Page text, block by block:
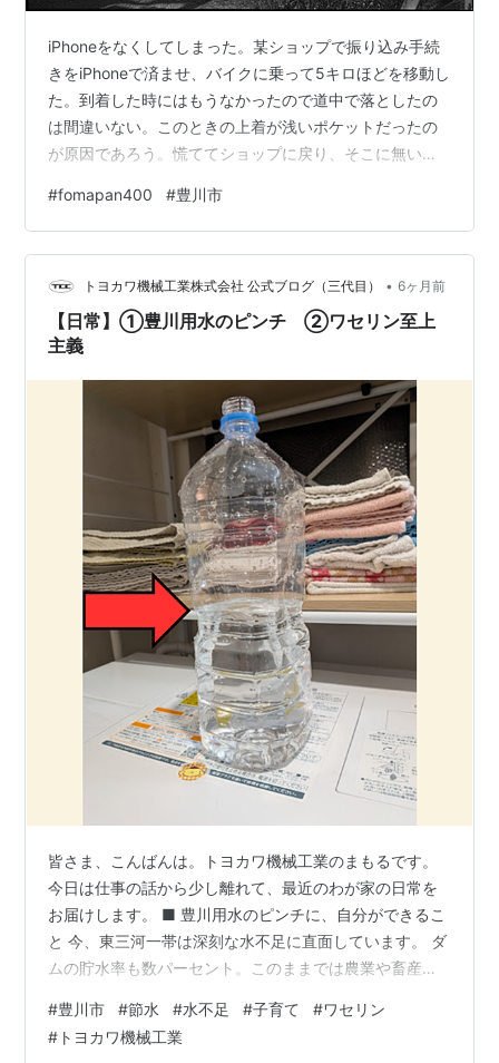
iPhoneをなくしてしまった。某ショップで振り込み手続
きをiPhoneで済ませ、バイクに乗って5キロほどを移動し
た。到着した時にはもうなかったので道中で落としたの
は間違いない。このときの上着が浅いポケットだったの
が原因であろう。慌ててショップに戻り、そこに無いこ
た。しかし時すでに遅しなのか、どこにも見当たらな
い。念の為家にも電話したいけれどその電話を持ってい
ないし、鳴らしてみたくても発信する電話がない。途
中、コンビニでタバコと肉まんを買ったけど面倒な現金
決済、スマホが無いのは本当に不便である。もうダメか
もわからんねと覚悟を決めて代々木警察に行こ…
#fomapan400 #豊川市
トヨカワ機械工業株式会社 公式ブログ（三代目） • 6ヶ月前
【日常】①豊川用水のピンチ ②ワセリン至上
主義
皆さま、こんばんは。トヨカワ機械工業のまもるです。
今日は仕事の話から少し離れて、最近のわが家の日常を
お届けします。 ■ 豊川用水のピンチに、自分ができるこ
と 今、東三河一帯は深刻な水不足に直面しています。 ダ
ムの貯水率も数パーセント。このままでは農業や畜産、
す。 そこで私も、自分にできる節水から始めてみまし
た。 今まで「シャワー全開」が当たり前でしたが、最近
#豊川市 #節水 #水不足 #子育て #ワセリン
# トヨカワ機械工業